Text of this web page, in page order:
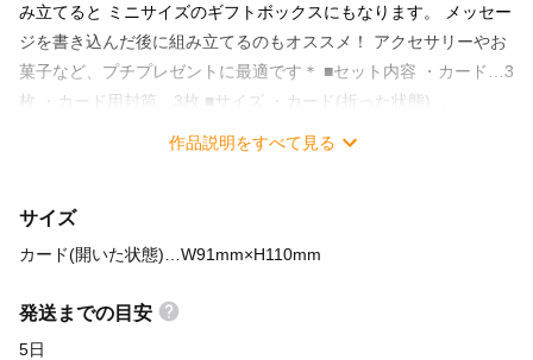
み立てると ミニサイズのギフトボックスにもなります。 メッセー
ジを書き込んだ後に組み立てるのもオススメ！ アクセサリーやお
菓子など、プチプレゼントに最適です＊ ■セット内容 ・カード…3
枚 ・カード用封筒…3枚 ■サイズ ・カード(折った状態)…
W91mm×H55mm ・カード用封筒…W95mm×H70mm
作品説明をすべて見る
サイズ
カード(開いた状態)…W91mm×H110mm
発送までの目安
5日